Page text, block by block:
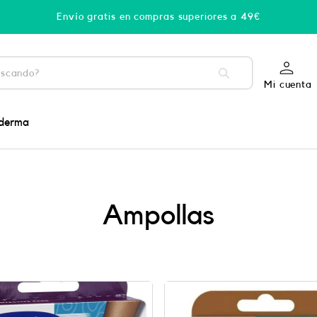
Envío gratis en compras superiores a 49€
Mi cuenta
Ampollas